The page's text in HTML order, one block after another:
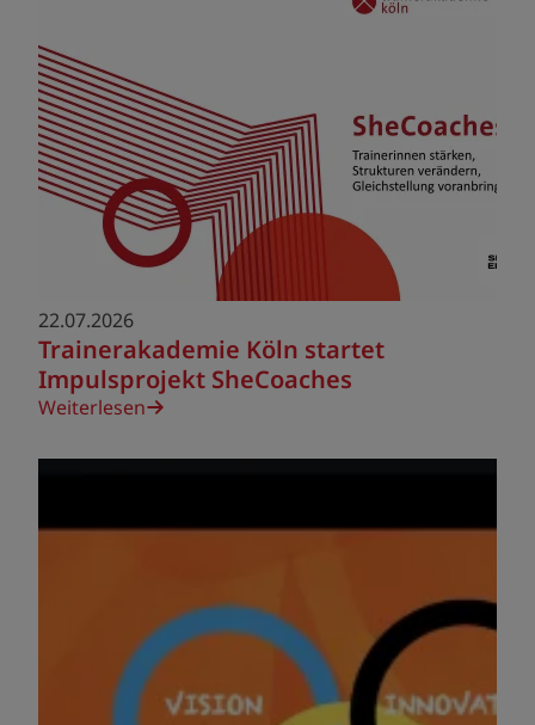
Trainerakademie Köln startet
Impulsprojekt SheCoaches
22.07.2026
Weiterlesen